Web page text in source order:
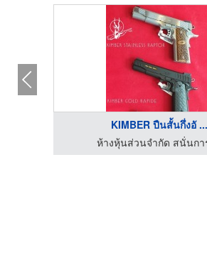
KIMBER ปืนสั้นกึ่งอั ...
ห้างหุ้นส่วนจำกัด สนั่นกา